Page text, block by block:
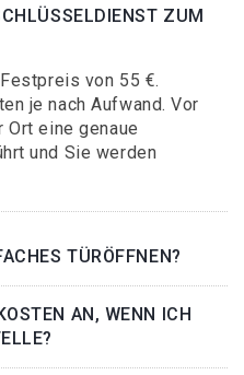
ZUM
von 55 €.
je nach Aufwand. Vor
eine genaue
und Sie werden
TÜRÖFFNEN?
AN, WENN ICH